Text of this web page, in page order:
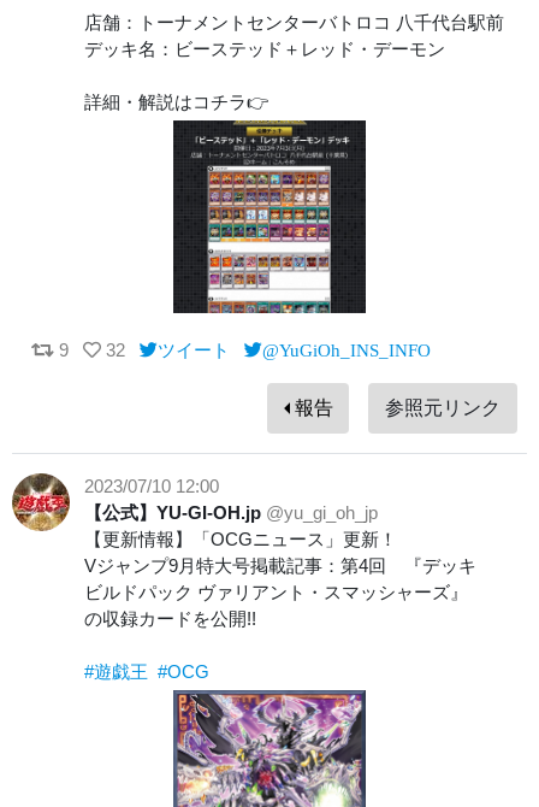
店舗：トーナメントセンターバトロコ 八千代台駅前
デッキ名：ビーステッド＋レッド・デーモン
詳細・解説はコチラ👉
9 32 ツイート @YuGiOh_INS_INFO
報告 参照元リンク
2023/07/10 12:00
【公式】YU-GI-OH.jp @yu_gi_oh_jp
【更新情報】「OCGニュース」更新！
Vジャンプ9月特大号掲載記事：第4回 『デッキ
ビルドパック ヴァリアント・スマッシャーズ』
の収録カードを公開!!
#遊戯王 #OCG